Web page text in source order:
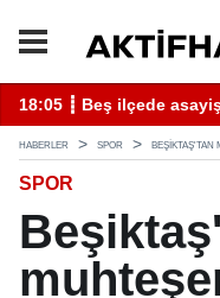
18:05 ┋ Beş ilçede
HABERLER SPOR BEŞIKTAŞ'TAN
SPOR